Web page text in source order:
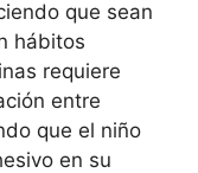
que sean
hábitos
requiere
entre
que el niño
en su